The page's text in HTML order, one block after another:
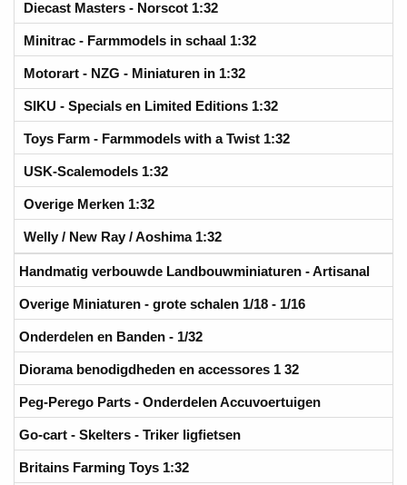
Diecast Masters - Norscot 1:32
Minitrac - Farmmodels in schaal 1:32
Motorart - NZG - Miniaturen in 1:32
SIKU - Specials en Limited Editions 1:32
Toys Farm - Farmmodels with a Twist 1:32
USK-Scalemodels 1:32
Overige Merken 1:32
Welly / New Ray / Aoshima 1:32
Handmatig verbouwde Landbouwminiaturen - Artisanal
Overige Miniaturen - grote schalen 1/18 - 1/16
Onderdelen en Banden - 1/32
Diorama benodigdheden en accessores 1 32
Peg-Perego Parts - Onderdelen Accuvoertuigen
Go-cart - Skelters - Triker ligfietsen
Britains Farming Toys 1:32